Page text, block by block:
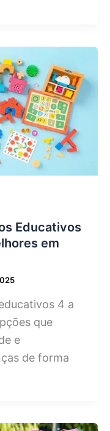
Educativos
em
4 a
que
e
de forma